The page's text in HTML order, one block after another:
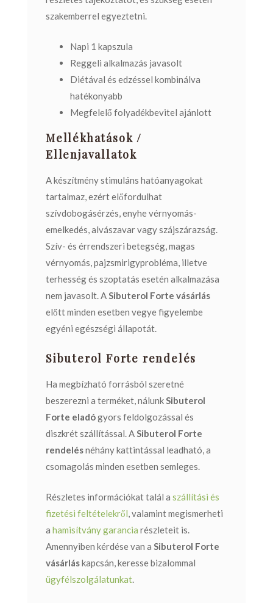
szakemberrel egyeztetni.
Napi 1 kapszula
Reggeli alkalmazás javasolt
Diétával és edzéssel kombinálva
hatékonyabb
Megfelelő folyadékbevitel ajánlott
Mellékhatások /
Ellenjavallatok
A készítmény stimuláns hatóanyagokat
tartalmaz, ezért előfordulhat
szívdobogásérzés, enyhe vérnyomás-
emelkedés, alvászavar vagy szájszárazság.
Szív- és érrendszeri betegség, magas
vérnyomás, pajzsmirigyprobléma, illetve
terhesség és szoptatás esetén alkalmazása
nem javasolt. ASibuterol Forte vásárlás
előtt minden esetben vegye figyelembe
egyéni egészségi állapotát.
Sibuterol Forte rendelés
Ha megbízható forrásból szeretné
beszerezni a terméket, nálunkSibuterol
Forte eladógyors feldolgozással és
diszkrét szállítással. ASibuterol Forte
rendelésnéhány kattintással leadható, a
csomagolás minden esetben semleges.
Részletes információkat talál a szállítási és
fizetési feltételekről, valamint megismerheti
a hamisítvány garancia részleteit is.
Amennyiben kérdése van a Sibuterol Forte
vásárláskapcsán, keresse bizalommal
ügyfélszolgálatunkat.